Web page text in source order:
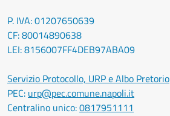
P. IVA: 01207650639
CF: 80014890638
LEI: 8156007FF4DEB97ABA09
Servizio Protocollo, URP e Albo Pretorio
PEC: urp@pec.comune.napoli.it
Centralino unico:0817951111